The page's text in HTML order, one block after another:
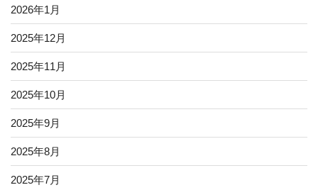
2026年1月
2025年12月
2025年11月
2025年10月
2025年9月
2025年8月
2025年7月